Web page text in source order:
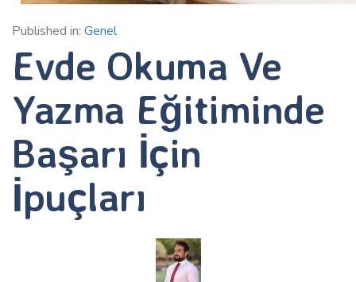
Published in: Genel
Evde Okuma Ve
Yazma Eğitiminde
Başarı İçin
İpuçları